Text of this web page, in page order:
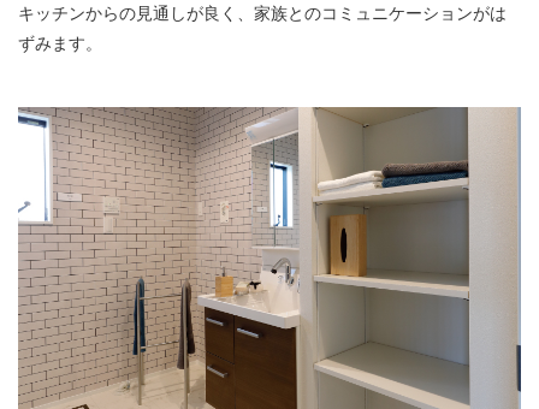
キッチンからの見通しが良く、家族とのコミュニケーションがは
ずみます。